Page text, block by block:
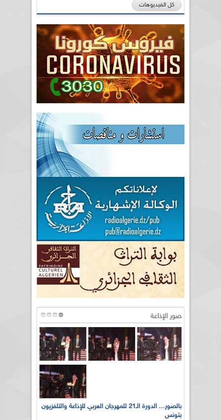
كل الفيديوهات
صور الإذاعة
بالصور... الدورة الـ21 للمهرجان العربي للإذاعة والتلفزيون
بتونس